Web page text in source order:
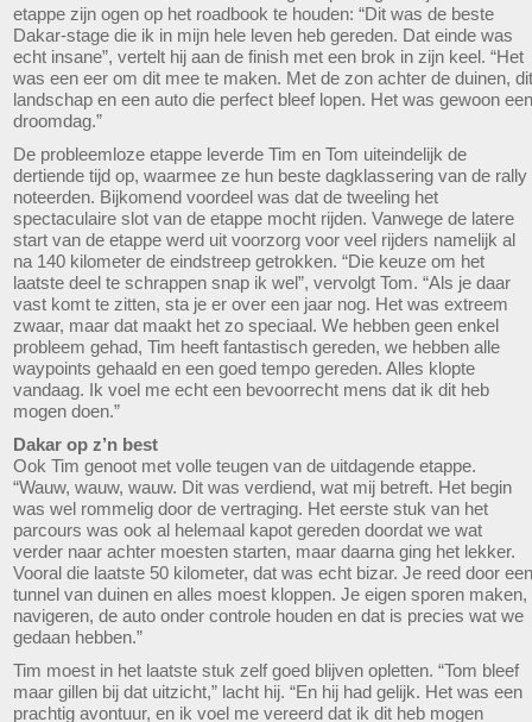
etappe zijn ogen op het roadbook te houden: “Dit was de beste
Dakar-stage die ik in mijn hele leven heb gereden. Dat einde was
echt insane”, vertelt hij aan de finish met een brok in zijn keel. “Het
was een eer om dit mee te maken. Met de zon achter de duinen, dit
landschap en een auto die perfect bleef lopen. Het was gewoon een
droomdag.”
De probleemloze etappe leverde Tim en Tom uiteindelijk de
dertiende tijd op, waarmee ze hun beste dagklassering van de rally
noteerden. Bijkomend voordeel was dat de tweeling het
spectaculaire slot van de etappe mocht rijden. Vanwege de latere
start van de etappe werd uit voorzorg voor veel rijders namelijk al
na 140 kilometer de eindstreep getrokken. “Die keuze om het
laatste deel te schrappen snap ik wel”, vervolgt Tom. “Als je daar
vast komt te zitten, sta je er over een jaar nog. Het was extreem
zwaar, maar dat maakt het zo speciaal. We hebben geen enkel
probleem gehad, Tim heeft fantastisch gereden, we hebben alle
waypoints gehaald en een goed tempo gereden. Alles klopte
vandaag. Ik voel me echt een bevoorrecht mens dat ik dit heb
mogen doen.”
Dakar op z’n best
Ook Tim genoot met volle teugen van de uitdagende etappe.
“Wauw, wauw, wauw. Dit was verdiend, wat mij betreft. Het begin
was wel rommelig door de vertraging. Het eerste stuk van het
parcours was ook al helemaal kapot gereden doordat we wat
verder naar achter moesten starten, maar daarna ging het lekker.
Vooral die laatste 50 kilometer, dat was echt bizar. Je reed door een
tunnel van duinen en alles moest kloppen. Je eigen sporen maken,
navigeren, de auto onder controle houden en dat is precies wat we
gedaan hebben.”
Tim moest in het laatste stuk zelf goed blijven opletten. “Tom bleef
maar gillen bij dat uitzicht,” lacht hij. “En hij had gelijk. Het was een
prachtig avontuur, en ik voel me vereerd dat ik dit heb mogen